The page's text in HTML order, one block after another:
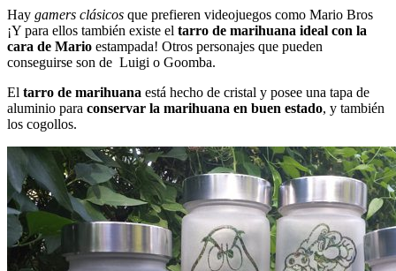
Hay gamers clásicos que prefieren videojuegos como Mario Bros
¡Y para ellos también existe el tarro de marihuana ideal con la
cara de Mario estampada! Otros personajes que pueden
conseguirse son de Luigi o Goomba.
El tarro de marihuana está hecho de cristal y posee una tapa de
aluminio para conservar la marihuana en buen estado, y también
los cogollos.